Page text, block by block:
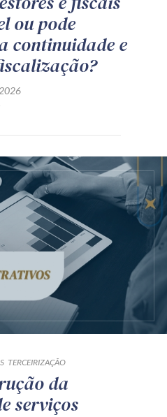
ou pode
continuidade e
TERCEIRIZAÇÃO
da
serviços